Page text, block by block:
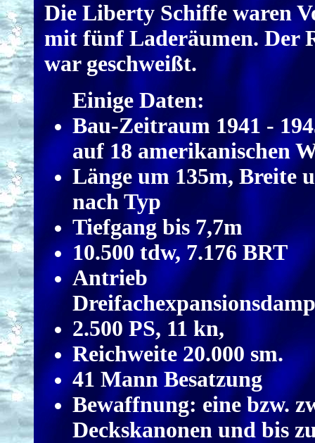
Die Liberty Schiffe waren
mit fünf Laderäumen. Der
war geschweißt.
Einige Daten:
Bau-Zeitraum 1941 -
auf 18 amerikanischen
Länge um 135m, Breite
nach Typ
Tiefgang bis 7,7m
10.500 tdw, 7.176 BRT
Antrieb
2.500 PS, 11 kn,
Reichweite 20.000 sm.
41 Mann Besatzung
Bewaffnung: eine bzw.
Deckskanonen und bis